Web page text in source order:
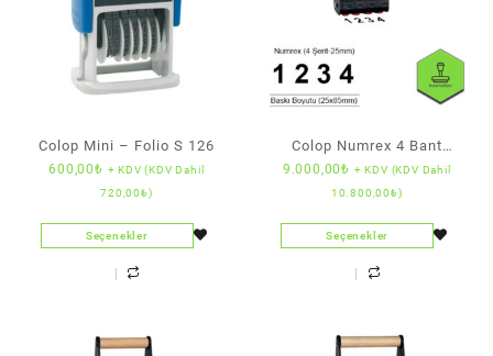
Colop Mini – Folio S 126
600,00₺ + KDV (KDV Dahil
720,00₺)
Seçenekler
Colop Numrex 4 Bant
Numaratör (25 mm Rakam
Boyu)
9.000,00₺ + KDV (KDV Dahil
10.800,00₺)
Seçenekler